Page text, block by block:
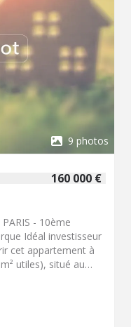
9 photos
160 000 €
PARIS - 10ème
Idéal investisseur
cet appartement à
utiles), situé au
tenu, au pied de la
compose d'une
coin cuisine et